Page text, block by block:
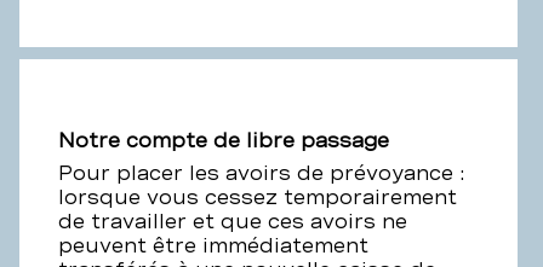
Notre compte de libre passage
Pour placer les avoirs de prévoyance :
lorsque vous cessez temporairement
de travailler et que ces avoirs ne
peuvent être immédiatement